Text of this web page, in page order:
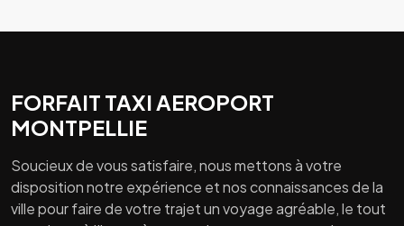
FORFAIT TAXI AEROPORT
MONTPELLIE
Soucieux de vous satisfaire, nous mettons à votre
disposition notre expérience et nos connaissances de la
ville pour faire de votre trajet un voyage agréable, le tout